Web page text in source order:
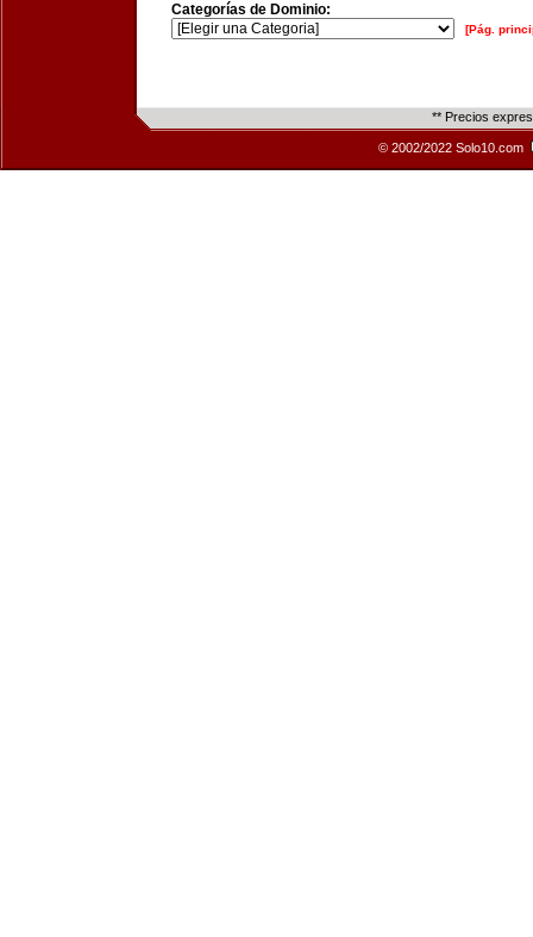
Categorías de Dominio:
[Pág.
** Precios
© 2002/2022 Solo10.com